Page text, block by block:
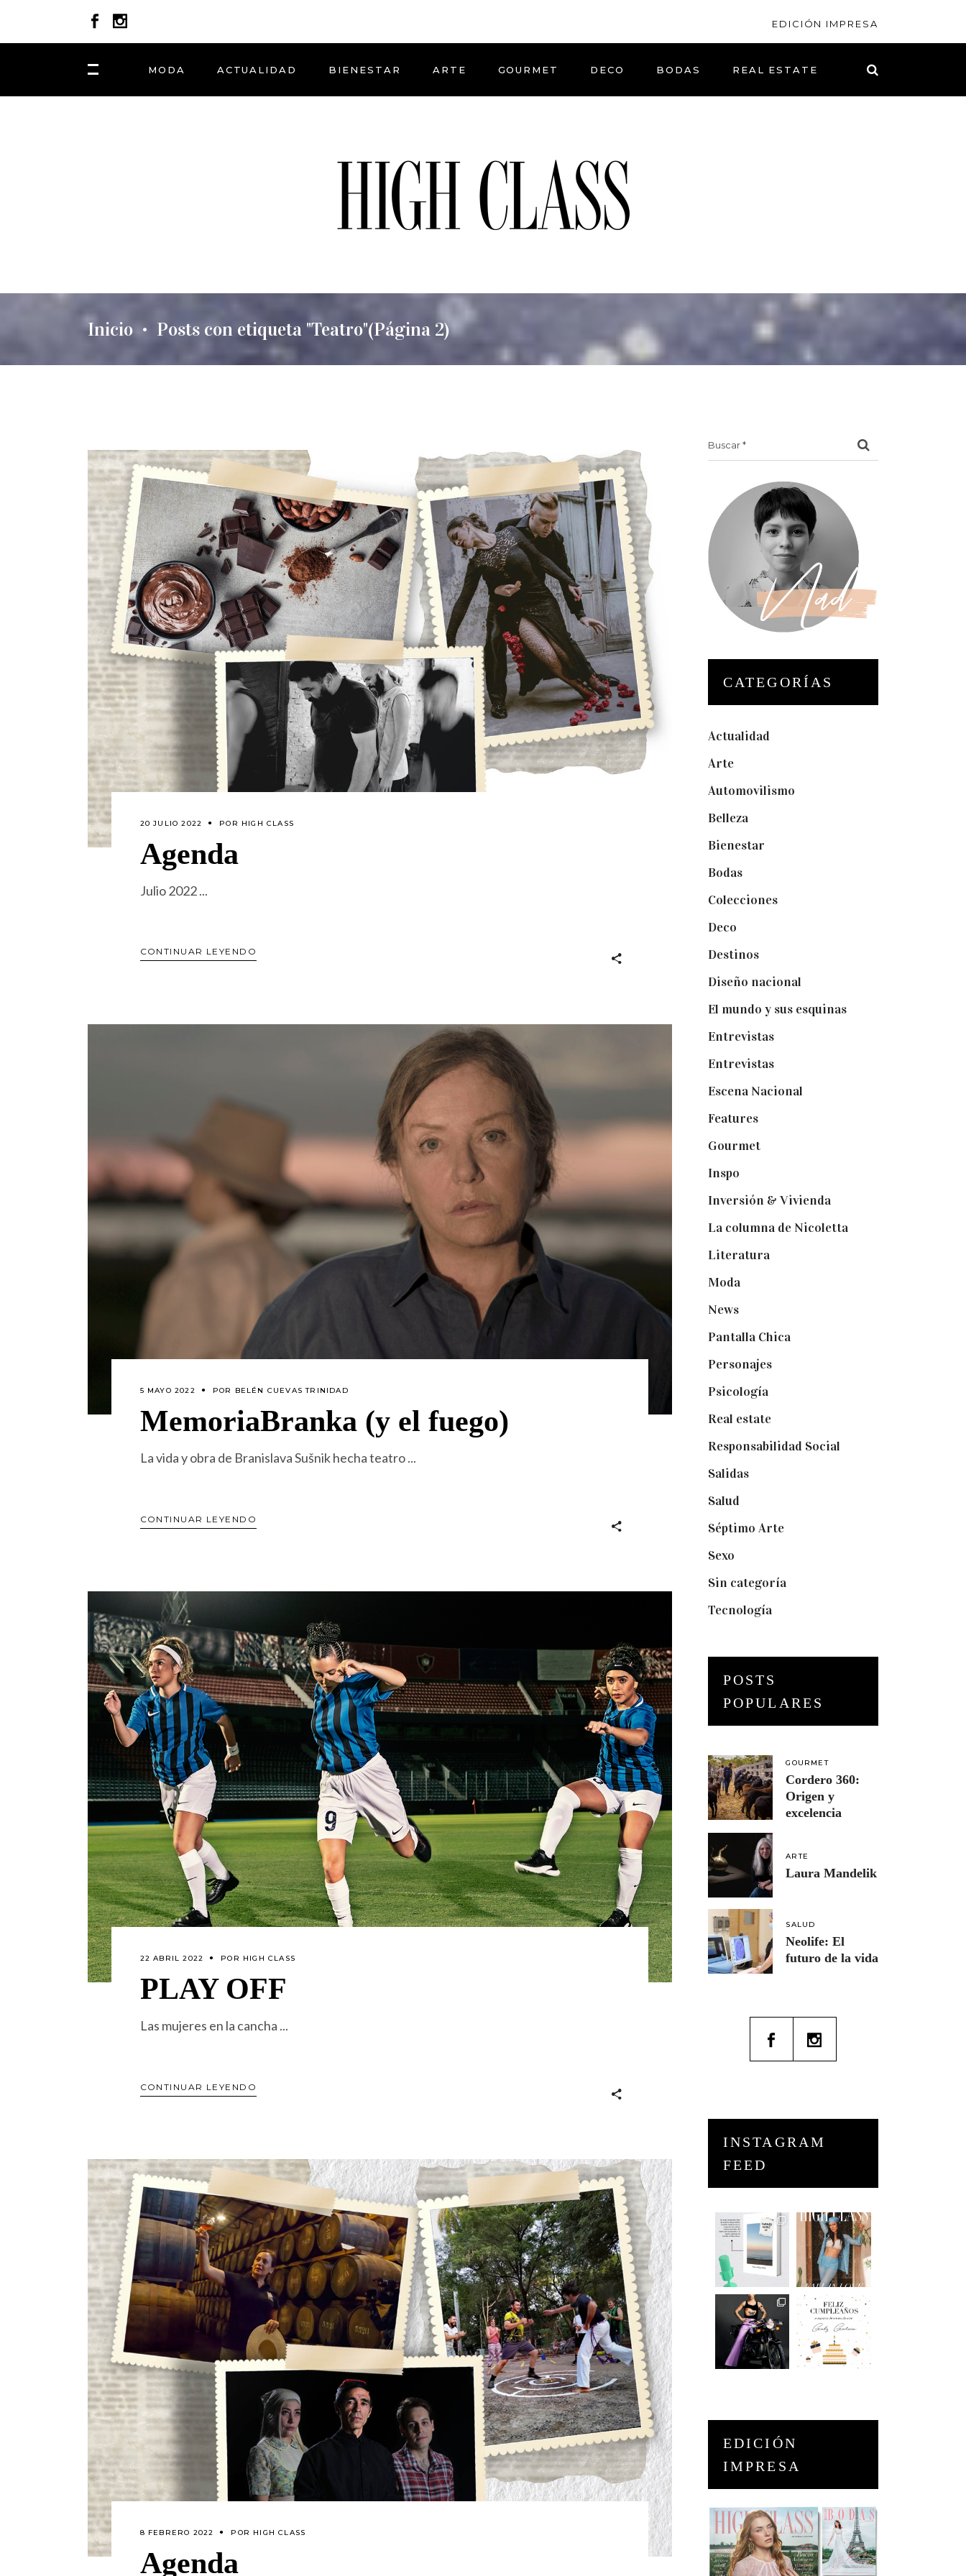
EDICIÓN IMPRESA
MODA ACTUALIDAD BIENESTAR ARTE GOURMET DECO BODAS REAL ESTATE
Inicio • Posts con etiqueta "Teatro"(Página 2)
20 JULIO 2022 POR HIGH CLASS
Agenda
Julio 2022
CONTINUAR LEYENDO
5 MAYO 2022 POR BELÉN CUEVAS TRINIDAD
MemoriaBranka (y el fuego)
La vida y obra de Branislava Sušnik hecha teatro
CONTINUAR LEYENDO
22 ABRIL 2022 POR HIGH CLASS
PLAY OFF
Las mujeres en la cancha
CONTINUAR LEYENDO
8 FEBRERO 2022 POR HIGH CLASS
Agenda
CATEGORÍAS
Actualidad
Arte(74)
Automovilismo
Belleza(32)
Bienestar
Bodas(73)
Colecciones(22)
Deco
Destinos(6)
Diseño nacional
El mundo y sus esquinas(25)
Entrevistas(36)
Entrevistas(14)
Escena Nacional
Features(29)
Gourmet(102)
Inspo
Inversión & Vivienda(5)
La columna de Nicoletta(5)
Literatura(1)
Moda(84)
News(24)
Pantalla Chica(22)
Personajes(9)
Psicología(60)
Real estate(7)
Responsabilidad Social
Salidas(16)
Salud
Séptimo Arte(40)
Sexo
Sin categoría(2)
Tecnología(3)
POSTS
POPULARES
GOURMET
Cordero 360:
Origen y
excelencia
ARTE
Laura Mandelik
SALUD
Neolife: El
futuro de la vida
INSTAGRAM
FEED
EDICIÓN
IMPRESA